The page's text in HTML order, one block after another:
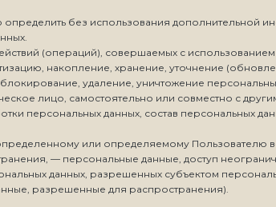
без использования дополнительной
(операций), совершаемых с использованием
накопление, хранение, уточнение
удаление, уничтожение
лицо, самостоятельно или совместно с
персональных данных, состав персональных
или определяемому Пользователю
— персональные данные, доступ
данных, разрешенных субъектом
разрешенные для распространения).